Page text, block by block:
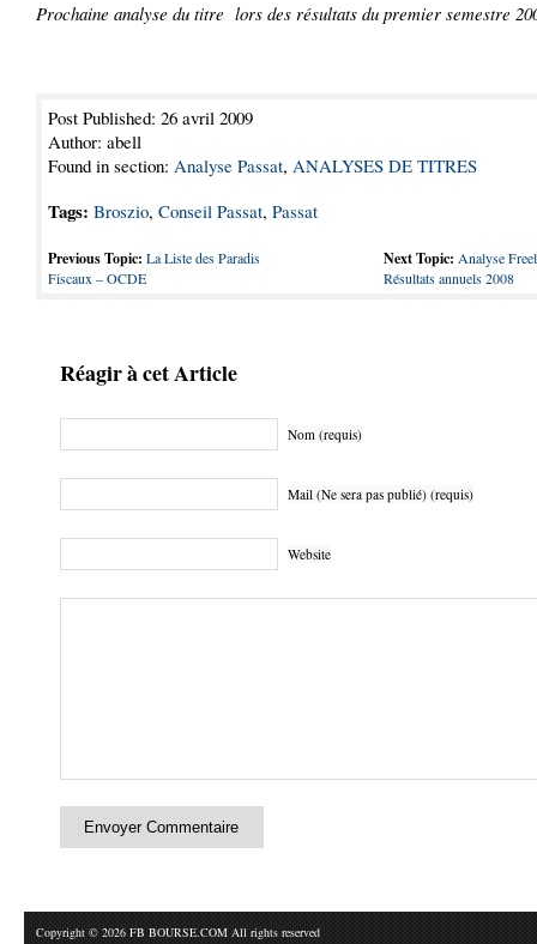
Prochaine analyse du titre lors des résultats du premier semestre
Post Published: 26 avril 2009
Author: abell
Found in section: Analyse Passat, ANALYSES DE TITRES
Tags: Broszio, Conseil Passat, Passat
Previous Topic: La Liste des Paradis
Fiscaux – OCDE
Next Topic: Analyse
Résultats annuels 2008
Réagir à cet Article
Nom (requis)
Mail (Ne sera pas publié) (requis)
Website
Copyright © 2026 FB BOURSE.COM All rights reserved